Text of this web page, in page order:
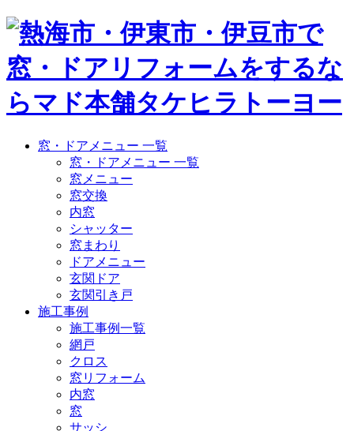
窓・ドアメニュー 一覧
窓・ドアメニュー 一覧
窓メニュー
窓交換
内窓
シャッター
窓まわり
ドアメニュー
玄関ドア
玄関引き戸
施工事例
施工事例一覧
網戸
クロス
窓リフォーム
内窓
窓
サッシ